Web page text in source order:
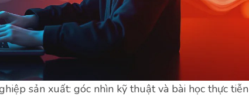
sản xuất: góc nhìn kỹ thuật và bài học thực tiễn